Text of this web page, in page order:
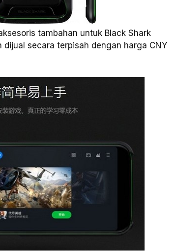
tambahan untuk Black Shark
secara terpisah dengan harga CNY